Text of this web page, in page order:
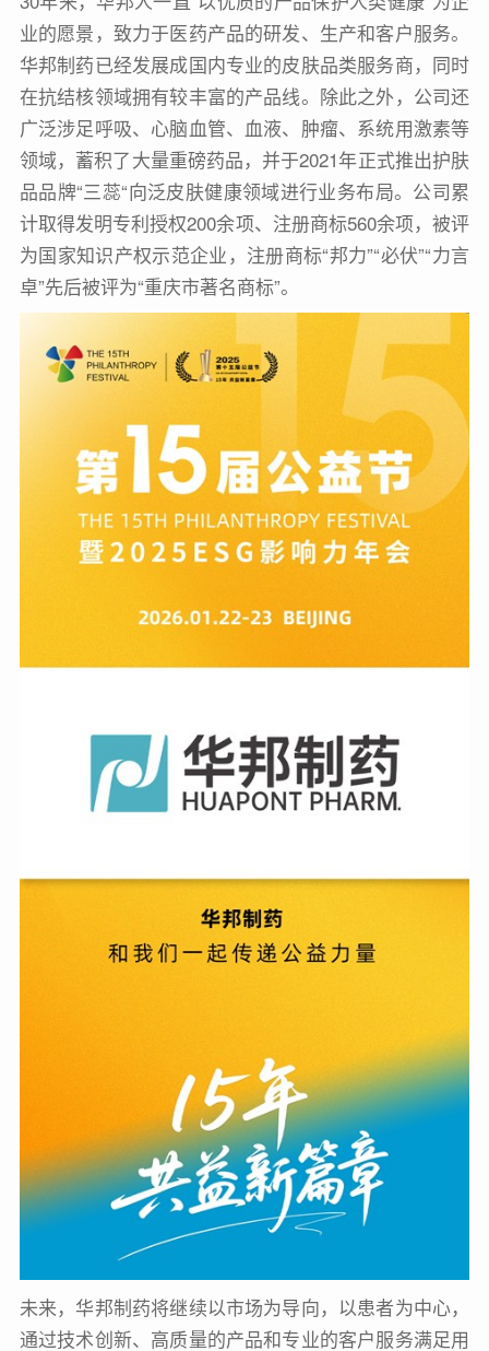
业的愿景，致力于医药产品的研发、生产和客户服务。
华邦制药已经发展成国内专业的皮肤品类服务商，同时
在抗结核领域拥有较丰富的产品线。除此之外，公司还
广泛涉足呼吸、心脑血管、血液、肿瘤、系统用激素等
领域，蓄积了大量重磅药品，并于2021年正式推出护肤
品品牌“三蕊“向泛皮肤健康领域进行业务布局。公司累
计取得发明专利授权200余项、注册商标560余项，被评
为国家知识产权示范企业，注册商标“邦力”“必伏”“力言
卓”先后被评为“重庆市著名商标”。
未来，华邦制药将继续以市场为导向，以患者为中心，
通过技术创新、高质量的产品和专业的客户服务满足用